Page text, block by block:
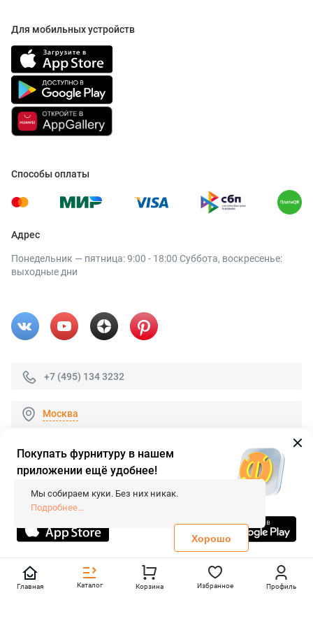
Для мобильных устройств
Способы оплаты
Адрес
Понедельник — пятница: 9:00 - 18:00 Суббота, воскресенье:
выходные дни
+7 (495) 134 3232
Москва
© 2026 «FieraShop.ru»
Сопровождение сайта
- Вебформат.
Все права защищены.
Не является публичной офертой
Политика конфиденциальности
Главная Каталог Корзина Избранное Профиль
Покупать фурнитуру в нашем
приложении ещё удобнее!
Мы собираем куки. Без них никак.
Подробнее...
Хорошо